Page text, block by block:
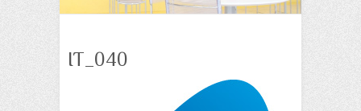
IT_040